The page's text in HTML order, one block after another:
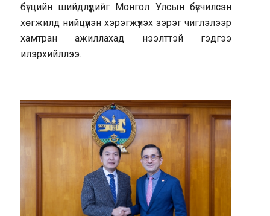
бүтцийн шийдлүүдийг Монгол Улсын бүсчилсэн
хөгжилд нийцүүлэн хэрэгжүүлэх зэрэг чиглэлээр
хамтран ажиллахад нээлттэй гэдгээ
илэрхийллээ.